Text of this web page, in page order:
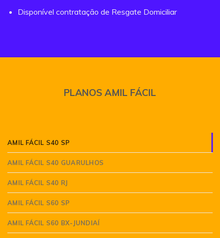
Disponível contratação de Resgate Domiciliar
PLANOS AMIL FÁCIL
AMIL FÁCIL S40 SP
AMIL FÁCIL S40 GUARULHOS
AMIL FÁCIL S40 RJ
AMIL FÁCIL S60 SP
AMIL FÁCIL S60 BX-JUNDIAÍ